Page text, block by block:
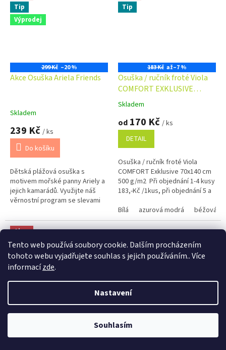
Tento web používá soubory cookie. Dalším procházením
tohoto webu vyjadřujete souhlas s jejich používáním.. Více
informacízde.
Nastavení
Souhlasím
nastavená Věrnostní sleva 3% - 10% na Všechny Vaše další nákupy. Čím
víc nakoupíte, tím větší slevu můžete získat. Vaše objednávky se sčítají.
Využít můžete i "Slevové kody" nebo DOPRAVU ZDARMA. Přejeme
příjemný nákup u nás Jana Kotasová Komárková a kolektiv pracovníků
Tip
Výprodej
299 Kč –20 %
Akce Osuška Ariela Friends
Skladem
239 Kč / ks
Do košíku
Dětská plážová osuška s
motivem mořské panny Ariely a
jejich kamarádů. Využijte náš
věrnostní program se slevami
Věrnostní program
Tip
183 Kč až–7 %
Osuška / ručník froté Viola
COMFORT EXKLUSIVE
70x140 cm 500 g/m2
Průměrné
produktu
5,0
5
hvězdiček.
Skladem
od 170 Kč / ks
DETAIL
Osuška / ručník froté Viola
COMFORT Exklusive 70x140 cm
500 g/m2 Při objednání 1-4 kusy
183,-Kč /1kus, při objednání 5 a
krémová, béžová a...
Bílá azurová modrá béžová
Akce
Tip
Výprodej
359 Kč –33 %
AKCE Osuška Minnie Pink
32 Kč –37 %
Ručník Sofie černá 30x30 cm
mini